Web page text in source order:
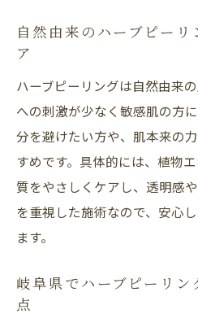
美肌を守るためのハ
理想の美肌へ導く正しい
自分に合ったハー
ント
信頼できるハーブピ
自然由来のハーブピー
ア
ハーブピーリングは自然由来
への刺激が少なく敏感肌の方
分を避けたい方や、肌本来の
すめです。具体的には、植物
質をやさしくケアし、透明感
を重視した施術なので、安心
ます。
岐阜県でハーブピーリ
点